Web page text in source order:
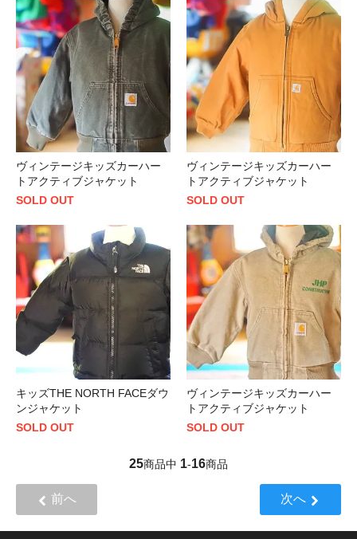
ヴィンテージキッズカーハー
トアクティブジャケット
SOLD OUT
ヴィンテージキッズカーハー
トアクティブジャケット
SOLD OUT
キッズTHE NORTH FACEダウ
ンジャケット
SOLD OUT
ヴィンテージキッズカーハー
トアクティブジャケット
SOLD OUT
25商品中 1-16商品
前へ 次へ